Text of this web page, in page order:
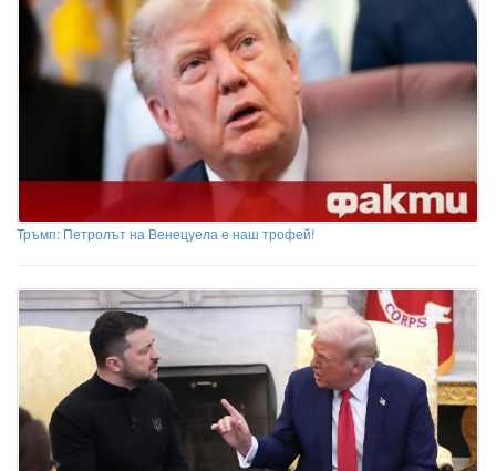
Тръмп: Петролът на Венецуела е наш трофей!